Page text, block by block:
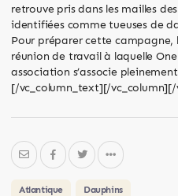
retrouve pris dans les mailles
identifiées comme tueuses de
Pour préparer cette campagne,
réunion de travail à laquelle
association s’associe
[/vc_column_text][/vc_column][/
Atlantique Dauphins